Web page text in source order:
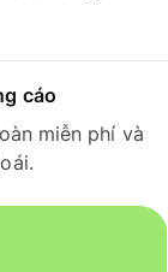
cáo
miễn phí và